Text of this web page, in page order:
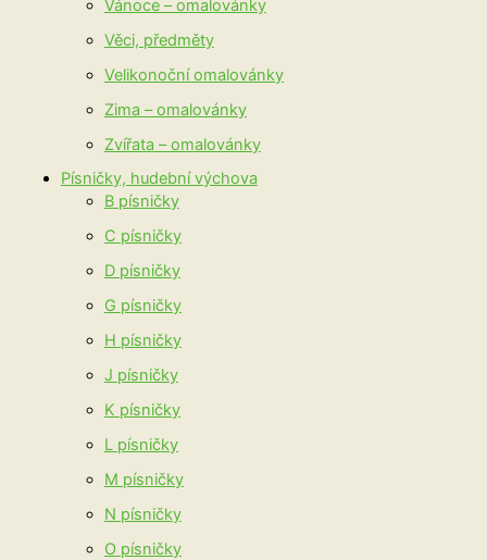
Vánoce – omalovánky
Věci, předměty
Velikonoční omalovánky
Zima – omalovánky
Zvířata – omalovánky
Písničky, hudební výchova
B písničky
C písničky
D písničky
G písničky
H písničky
J písničky
K písničky
L písničky
M písničky
N písničky
O písničky